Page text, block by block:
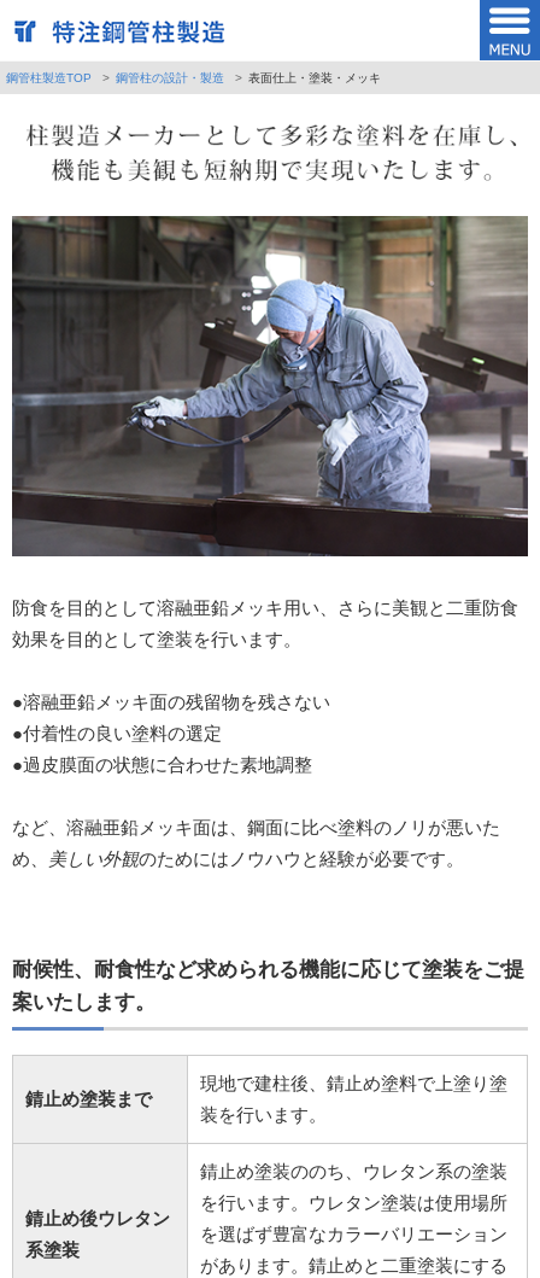
鋼管柱製造TOP 鋼管柱の設計・製造 表面仕上・塗装・メッキ
防食を目的として溶融亜鉛メッキ用い、さらに美観と二重防食
効果を目的として塗装を行います。
●溶融亜鉛メッキ面の残留物を残さない
●付着性の良い塗料の選定
●過皮膜面の状態に合わせた素地調整
など、溶融亜鉛メッキ面は、鋼面に比べ塗料のノリが悪いた
め、 美しい外観のためにはノウハウと経験が必要です。
耐候性、耐食性など求められる機能に応じて塗装をご提
案いたします。
錆止め塗装まで
現地で建柱後、錆止め塗料で上塗り塗
装を行います。
錆止め後ウレタン
系塗装
錆止め塗装ののち、ウレタン系の塗装
を行います。ウレタン塗装は使用場所
を選ばず豊富なカラーバリエーション
があります。錆止めと二重塗装にする